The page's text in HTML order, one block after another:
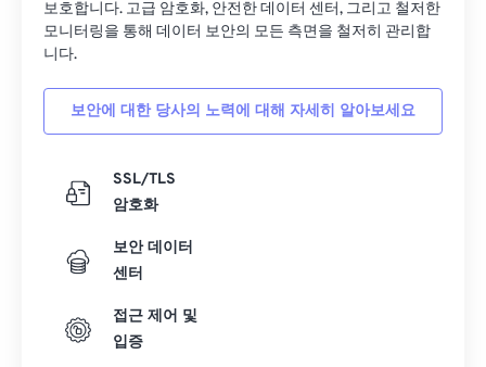
보호합니다. 고급 암호화, 안전한 데이터 센터, 그리고 철저한
모니터링을 통해 데이터 보안의 모든 측면을 철저히 관리합
니다.
보안에 대한 당사의 노력에 대해 자세히 알아보세요
SSL/TLS
암호화
보안 데이터
센터
접근 제어 및
입증